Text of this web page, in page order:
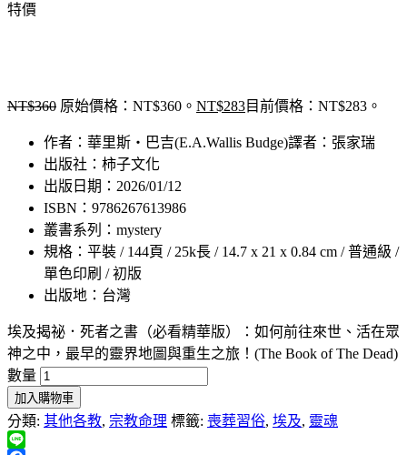
特價
NT$360 原始價格：NT$360。 NT$283目前價格：NT$283。
作者：華里斯・巴吉(E.A.Wallis Budge)譯者：張家瑞
出版社：柿子文化
出版日期：2026/01/12
ISBN：9786267613986
叢書系列：mystery
規格：平裝 / 144頁 / 25k長 / 14.7 x 21 x 0.84 cm / 普通級 /
單色印刷 / 初版
出版地：台灣
埃及揭祕．死者之書（必看精華版）：如何前往來世、活在眾
神之中，最早的靈界地圖與重生之旅！(The Book of The Dead)
數量
加入購物車
分類: 其他各教, 宗教命理 標籤: 喪葬習俗, 埃及, 靈魂